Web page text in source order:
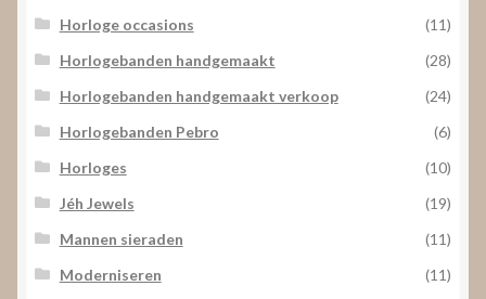
Horloge occasions
(11)
Horlogebanden handgemaakt
(28)
Horlogebanden handgemaakt verkoop
(24)
Horlogebanden Pebro
(6)
Horloges
(10)
Jéh Jewels
(19)
Mannen sieraden
(11)
Moderniseren
(11)